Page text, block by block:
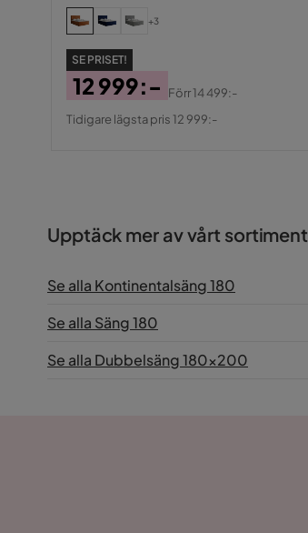
+3
SE PRISET!
Pris
12 999:-
Original
Förr14 499:-
Tidigare lägsta pris 12 999:-
Upptäck mer av vårt sortiment
Se alla Kontinentalsäng 180
Se alla Säng 180
Se alla Dubbelsäng 180x200